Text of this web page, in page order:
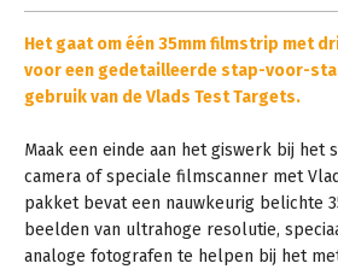
Het gaat om één 35mm filmstrip met
voor een gedetailleerde stap-voor-
gebruik van de Vlads Test Targets.
Maak een einde aan het giswerk bij het
camera of speciale filmscanner met
pakket bevat een nauwkeurig belichte
beelden van ultrahoge resolutie,
analoge fotografen te helpen bij het